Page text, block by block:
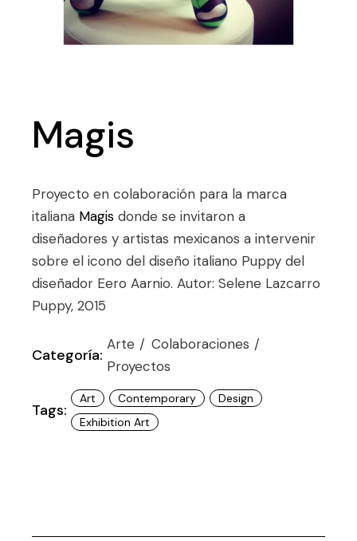
Magis
Proyecto en colaboración para la marca
italiana Magis donde se invitaron a
diseñadores y artistas mexicanos a intervenir
sobre el icono del diseño italiano Puppy del
diseñador Eero Aarnio. Autor: Selene Lazcarro
Puppy, 2015
Categoría:
Arte
Colaboraciones
Proyectos
Tags:
Art Contemporary
Design
Exhibition Art